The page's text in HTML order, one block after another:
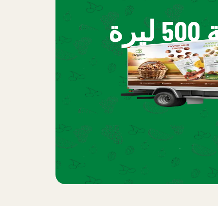
للمشتريات بقيمة 500 ليرة